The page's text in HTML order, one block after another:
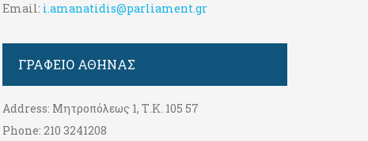
Email: i.amanatidis@parliament.gr
ΓΡΑΦΕΊΟ ΑΘΉΝΑΣ
Address: Μητροπόλεως 1, Τ.Κ. 105 57
Phone: 210 3241208